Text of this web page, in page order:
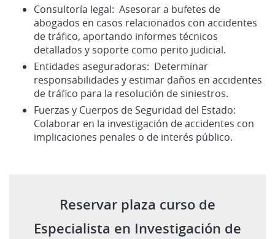
Consultoría legal: Asesorar a bufetes de
abogados en casos relacionados con accidentes
de tráfico, aportando informes técnicos
detallados y soporte como perito judicial.
Entidades aseguradoras: Determinar
responsabilidades y estimar daños en accidentes
de tráfico para la resolución de siniestros.
Fuerzas y Cuerpos de Seguridad del Estado:
Colaborar en la investigación de accidentes con
implicaciones penales o de interés público.
Reservar plaza curso de
Especialista en Investigación de